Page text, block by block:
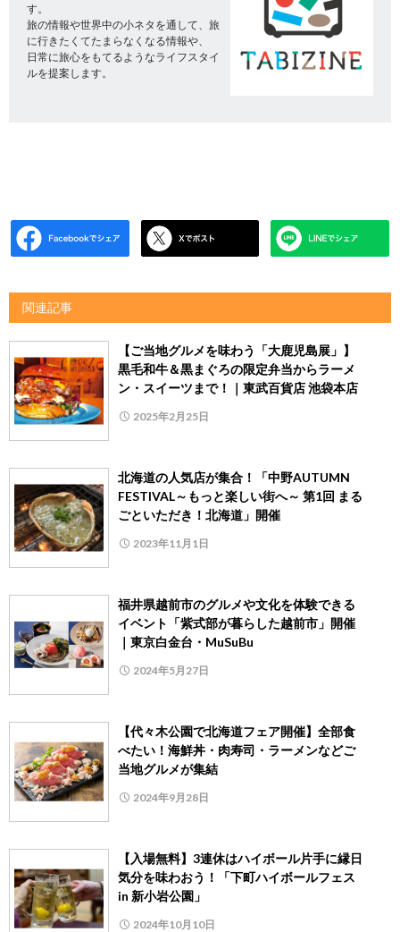
す。
旅の情報や世界中の小ネタを通して、旅
に行きたくてたまらなくなる情報や、
日常に旅心をもてるようなライフスタイ
ルを提案します。
関連記事
【ご当地グルメを味わう「大鹿児島展」】
黒毛和牛＆黒まぐろの限定弁当からラーメ
ン・スイーツまで！｜東武百貨店 池袋本店
2025年2月25日
北海道の人気店が集合！「中野AUTUMN
FESTIVAL～もっと楽しい街へ～ 第1回 まる
ごといただき！北海道」開催
2023年11月1日
福井県越前市のグルメや文化を体験できる
イベント「紫式部が暮らした越前市」開催
｜東京白金台・MuSuBu
2024年5月27日
【代々木公園で北海道フェア開催】全部食
べたい！海鮮丼・肉寿司・ラーメンなどご
当地グルメが集結
2024年9月28日
【入場無料】3連休はハイボール片手に縁日
気分を味わおう！「下町ハイボールフェス
in 新小岩公園」
2024年10月10日